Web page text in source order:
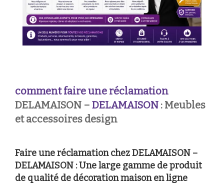
comment faire une réclamation
DELAMAISON – DELAMAISON : Meubles
et accessoires design
Faire une réclamation chez DELAMAISON –
DELAMAISON : Une large gamme de produit
de qualité de décoration maison en ligne